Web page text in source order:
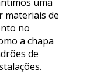
materiais de
no
a chapa
de